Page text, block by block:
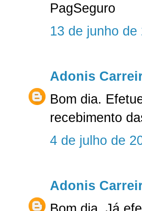
PagSeguro
13 de junho
Adonis
Bom dia.
recebimento
4 de julho de
Adonis